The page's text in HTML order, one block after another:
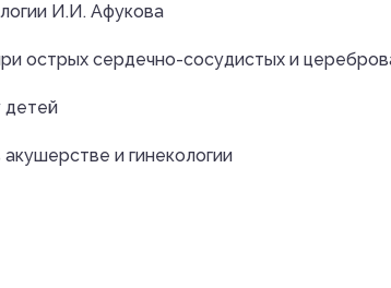
И.И. Афукова
острых сердечно-сосудистых и
детей
и гинекологии